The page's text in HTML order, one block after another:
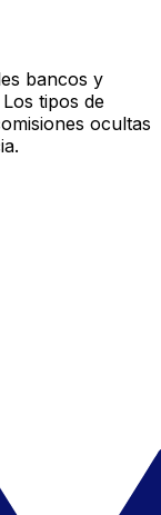
bancos y
tipos de
ocultas